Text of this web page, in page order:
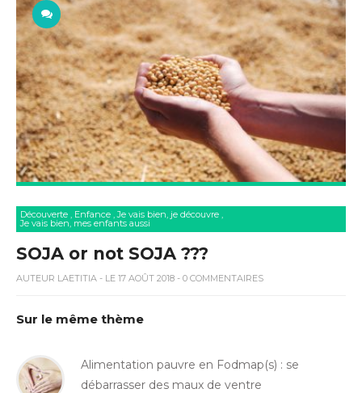
Découverte Enfance ,Je vais bien, je découvre
Je vais bien, mes enfants aussi
SOJA or not SOJA ???
AUTEUR LAETITIA - LE 17 AOÛT 2018 - 0 COMMENTAIRES
Sur le même thème
Alimentation pauvre en Fodmap(s) : se
débarrasser des maux de ventre